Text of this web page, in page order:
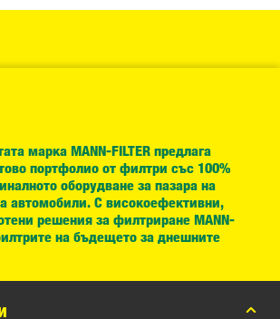
марка MANN-FILTER предлага
портфолио от филтри със 100%
оборудване за пазара на
автомобили. С високоефективни,
решения за филтриране MANN-
на бъдещето за днешните